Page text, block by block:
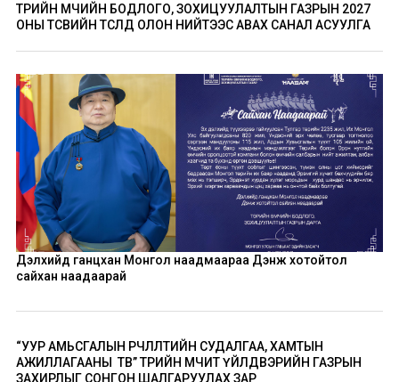
ТӨРИЙН ӨМЧИЙН БОДЛОГО, ЗОХИЦУУЛАЛТЫН ГАЗРЫН 2027
ОНЫ ТӨСВИЙН ТӨСӨЛД ОЛОН НИЙТЭЭС АВАХ САНАЛ АСУУЛГА
Дэлхийд ганцхан Монгол наадмаараа Дэнж хотойтол
сайхан наадаарай
“УУР АМЬСГАЛЫН ӨӨРЧЛӨЛТИЙН СУДАЛГАА, ХАМТЫН
АЖИЛЛАГААНЫ ТӨВ” ТӨРИЙН ӨМЧИТ ҮЙЛДВЭРИЙН ГАЗРЫН
ЗАХИРЛЫГ СОНГОН ШАЛГАРУУЛАХ ЗАР